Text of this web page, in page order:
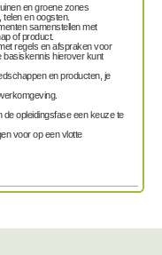
en groene zones
en oogsten.
samenstellenmet
of product.
regels en afsprakenvoor
basiskennis hierover kunt
en producten, je
opleidingsfase een keuze te
voor op een vlotte